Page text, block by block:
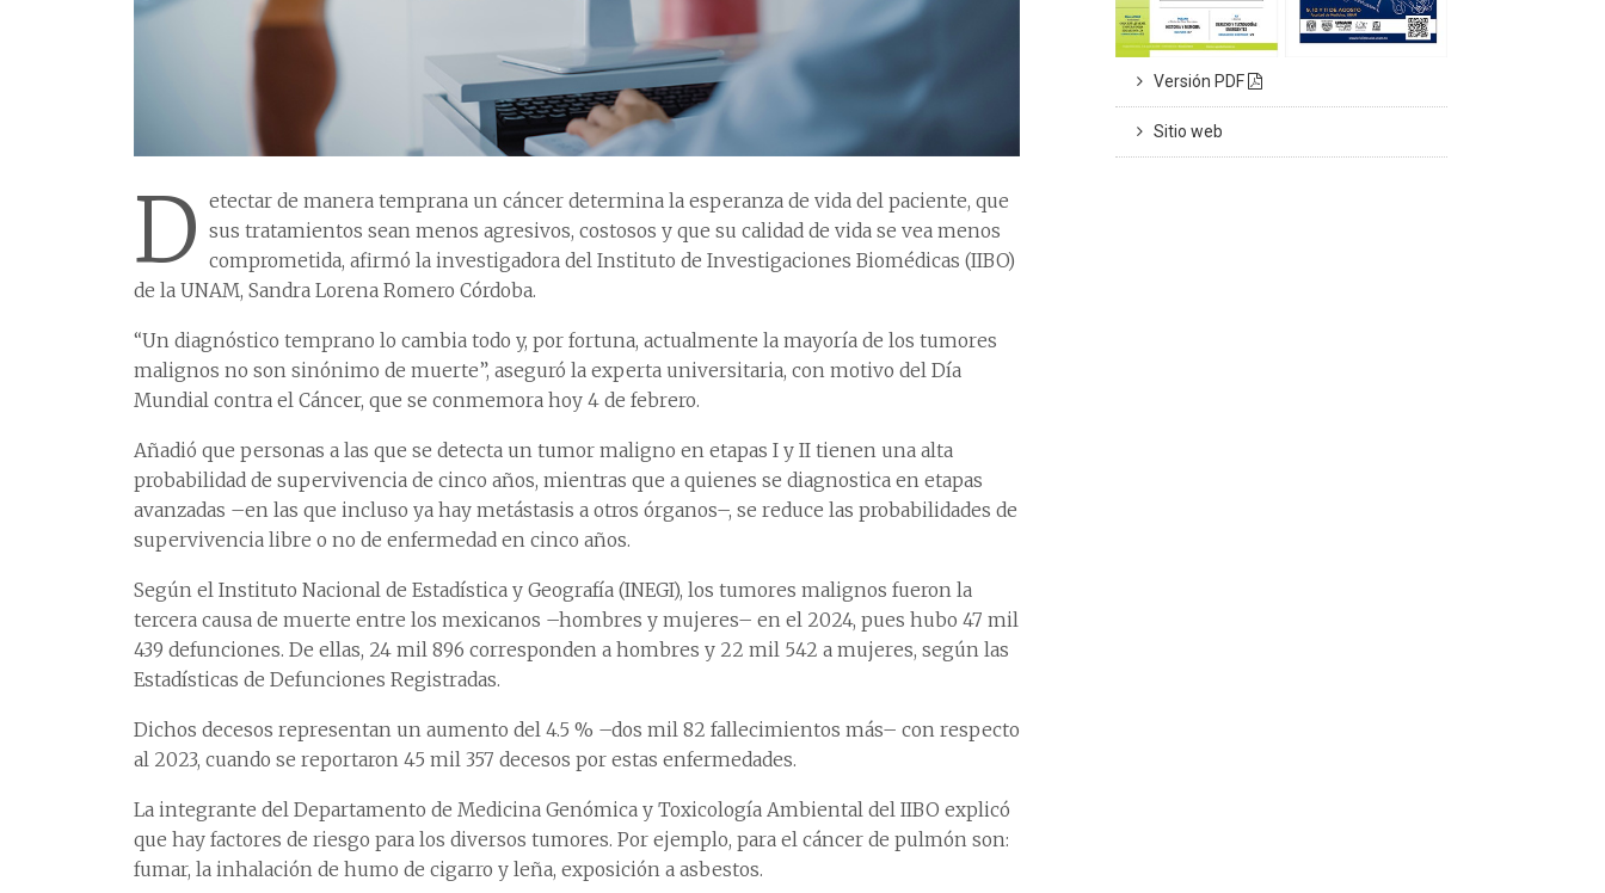
D etectar de manera temprana un cáncer determina la esperanza de vida del paciente, que
sus tratamientos sean menos agresivos, costosos y que su calidad de vida se vea menos
comprometida, afirmó la investigadora del Instituto de Investigaciones Biomédicas (IIBO)
de la UNAM, Sandra Lorena Romero Córdoba.
“Un diagnóstico temprano lo cambia todo y, por fortuna, actualmente la mayoría de los tumores
malignos no son sinónimo de muerte”, aseguró la experta universitaria, con motivo del Día
Mundial contra el Cáncer, que se conmemora hoy 4 de febrero.
Añadió que personas a las que se detecta un tumor maligno en etapas I y II tienen una alta
probabilidad de supervivencia de cinco años, mientras que a quienes se diagnostica en etapas
avanzadas –en las que incluso ya hay metástasis a otros órganos–, se reduce las probabilidades de
supervivencia libre o no de enfermedad en cinco años.
Según el Instituto Nacional de Estadística y Geografía (INEGI), los tumores malignos fueron la
tercera causa de muerte entre los mexicanos –hombres y mujeres– en el 2024, pues hubo 47 mil
439 defunciones. De ellas, 24 mil 896 corresponden a hombres y 22 mil 542 a mujeres, según las
Estadísticas de Defunciones Registradas.
Dichos decesos representan un aumento del 4.5 % –dos mil 82 fallecimientos más– con respecto
al 2023, cuando se reportaron 45 mil 357 decesos por estas enfermedades.
La integrante del Departamento de Medicina Genómica y Toxicología Ambiental del IIBO explicó
que hay factores de riesgo para los diversos tumores. Por ejemplo, para el cáncer de pulmón son:
fumar, la inhalación de humo de cigarro y leña, exposición a asbestos.
Versión PDF
Sitio web